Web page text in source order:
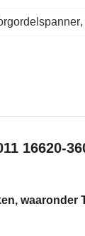
,
waaronder